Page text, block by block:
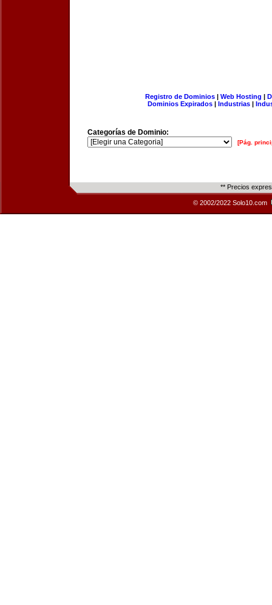
Registro de Dominios| Web Hosting |
Dominios Expirados | Industrias |
Categorías de Dominio:
[Pág.
** Precios
© 2002/2022 Solo10.com